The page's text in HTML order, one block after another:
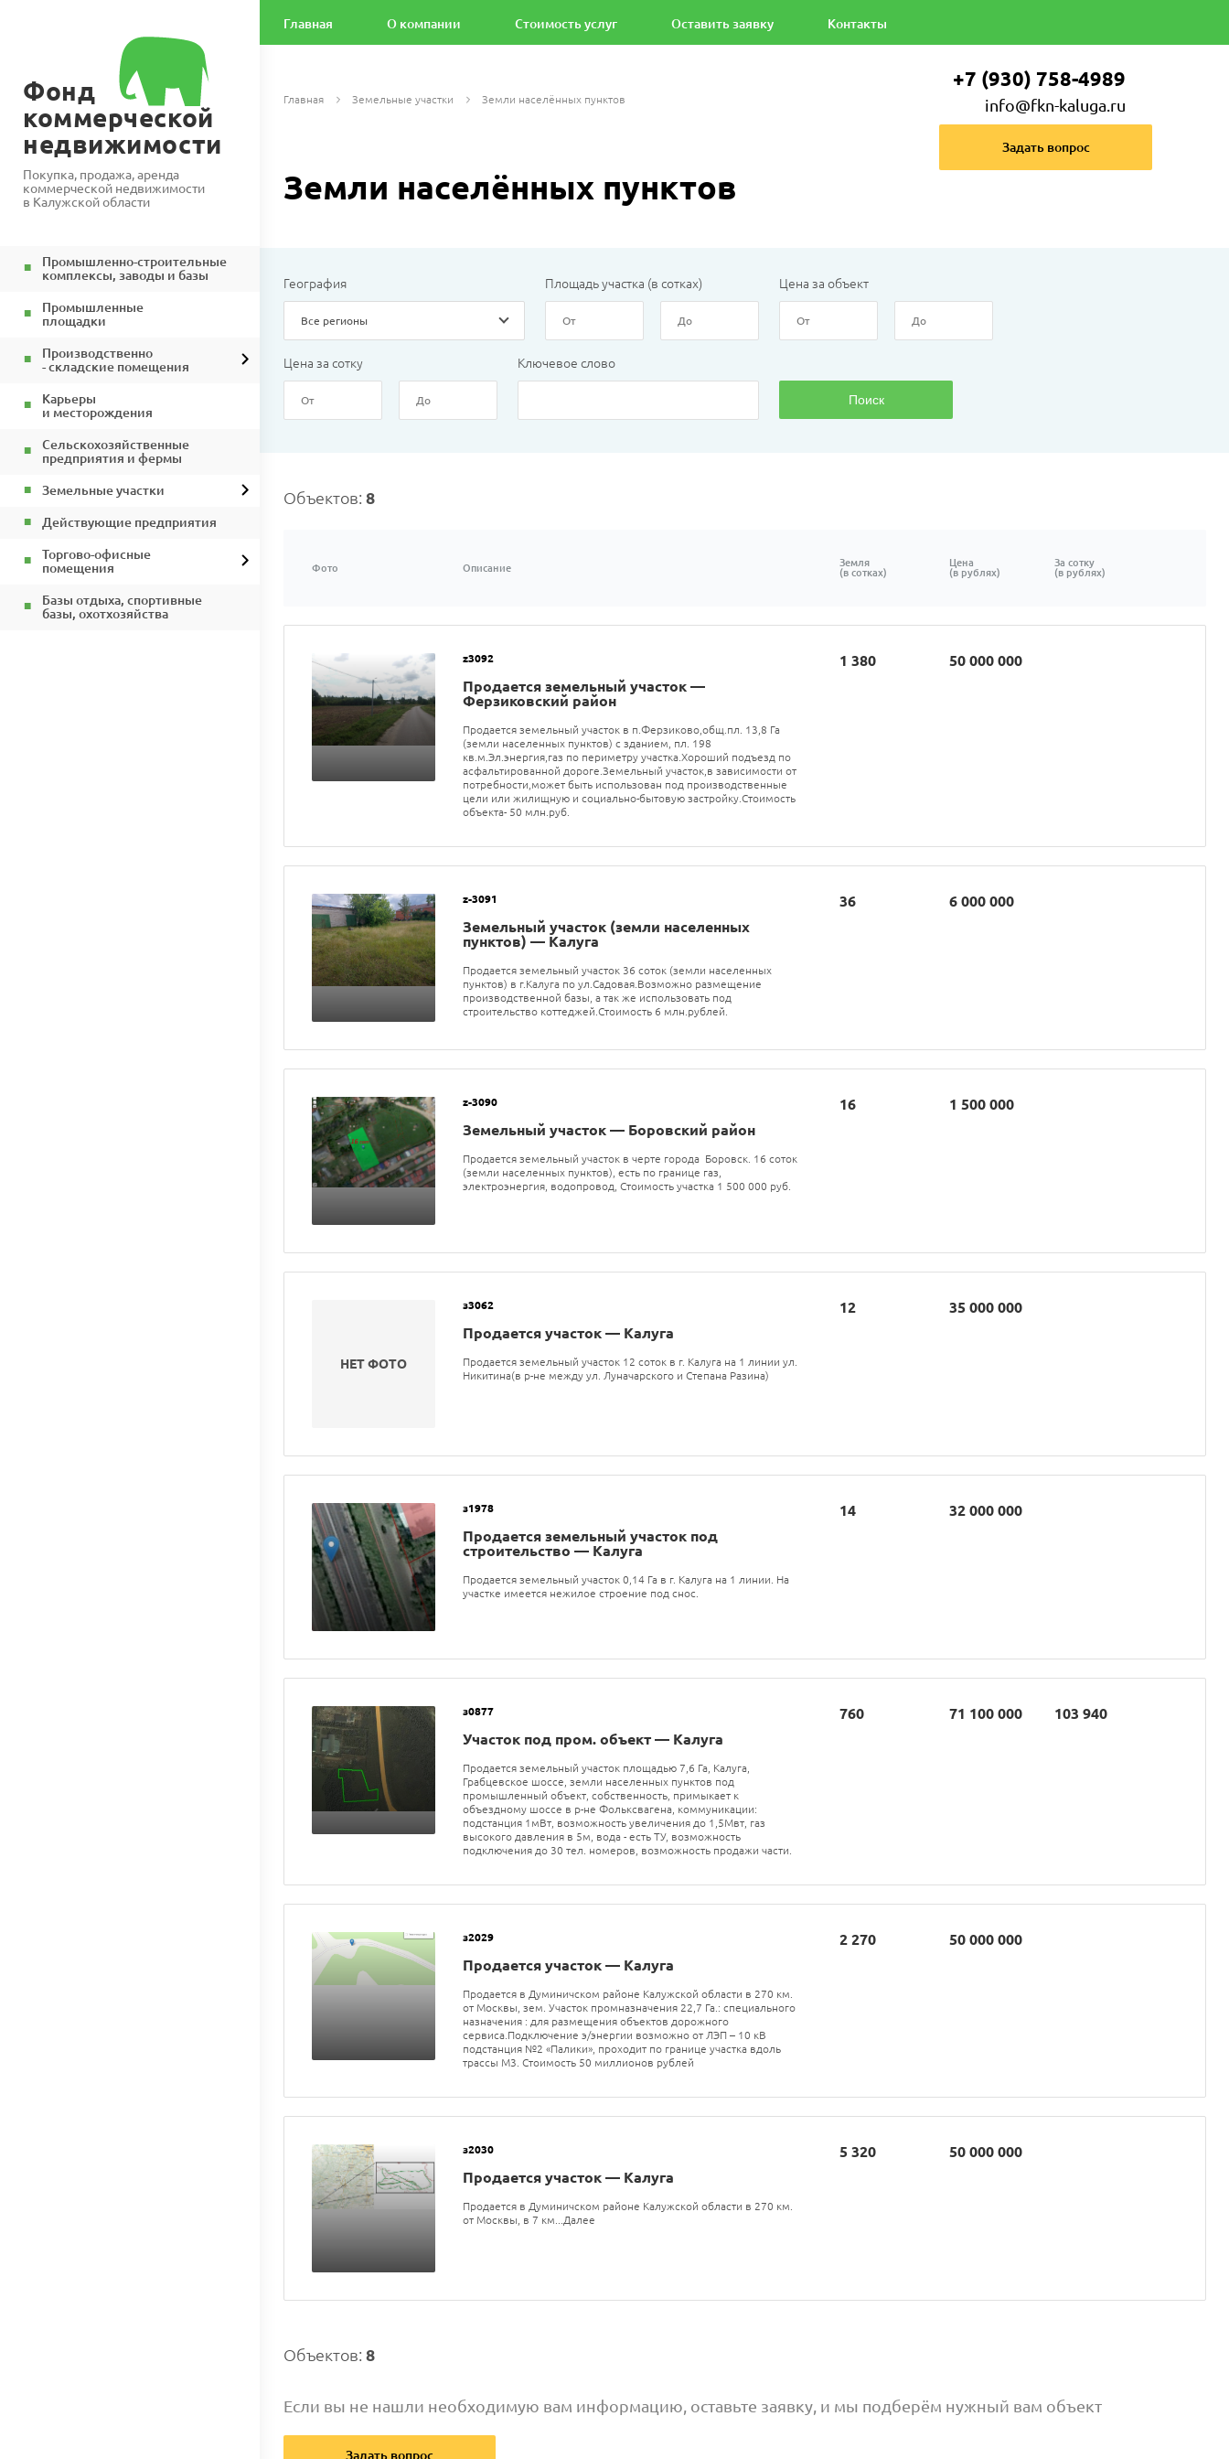
+7 (930) 758-4989
info@fkn-kaluga.ru
Задать вопрос
Фонд
коммерческой
недвижимости
Покупка, продажа, аренда
коммерческой недвижимости
в Калужской области
Главная О компании Стоимость услуг Оставить заявку Контакты
Промышленно-строительные
комплексы, заводы и базы
Промышленные
площадки
Производственно
- складские помещения
Карьеры
и месторождения
Сельскохозяйственные
предприятия и фермы
Земельные участки
Действующие предприятия
Торгово-офисные
помещения
Базы отдыха, спортивные
базы, охотхозяйства
Главная Земельные участки Земли населённых пунктов
Земли населённых пунктов
География
Все регионы
Площадь участка (в сотках) Цена за объект
Цена за сотку Ключевое слово
Поиск
Объектов: 8
Фото Описание
Земля
(в сотках)
Цена
(в рублях)
За сотку
(в рублях)
z3092
Продается земельный участок —
Ферзиковский район
Продается земельный участок в п.Ферзиково,общ.пл. 13,8 Га
(земли населенных пунктов) с зданием, пл. 198
кв.м.Эл.энергия,газ по периметру участка.Хороший подъезд по
асфальтированной дороге.Земельный участок,в зависимости от
потребности,может быть использован под производственные
цели или жилищную и социально-бытовую застройку.Стоимость
объекта- 50 млн.руб.
1 380 50 000 000
z-3091
Земельный участок (земли населенных
пунктов) — Калуга
Продается земельный участок 36 соток (земли населенных
пунктов) в г.Калуга по ул.Садовая.Возможно размещение
производственной базы, а так же использовать под
строительство коттеджей.Стоимость 6 млн.рублей.
36 6 000 000
z-3090
Земельный участок — Боровский район
Продается земельный участок в черте города Боровск. 16 соток
(земли населенных пунктов), есть по границе газ,
электроэнергия, водопровод, Стоимость участка 1 500 000 руб.
16 1 500 000
НЕТ ФОТО
з3062
Продается участок — Калуга
Продается земельный участок 12 соток в г. Калуга на 1 линии ул.
Никитина(в р-не между ул. Луначарского и Степана Разина)
12 35 000 000
з1978
Продается земельный участок под
строительство — Калуга
Продается земельный участок 0,14 Га в г. Калуга на 1 линии. На
участке имеется нежилое строение под снос.
14 32 000 000
з0877
Участок под пром. объект — Калуга
Продается земельный участок площадью 7,6 Га, Калуга,
Грабцевское шоссе, земли населенных пунктов под
промышленный объект, собственность, примыкает к
объездному шоссе в р-не Фольксвагена, коммуникации:
подстанция 1мВт, возможность увеличения до 1,5Мвт, газ
высокого давления в 5м, вода - есть ТУ, возможность
подключения до 30 тел. номеров, возможность продажи части.
760 71 100 000 103 940
з2029
Продается участок — Калуга
Продается в Думиничском районе Калужской области в 270 км.
от Москвы, зем. Участок промназначения 22,7 Га.: специального
назначения : для размещения объектов дорожного
сервиса.Подключение э/энергии возможно от ЛЭП – 10 кВ
подстанция №2 «Палики», проходит по границе участка вдоль
трассы М3. Стоимость 50 миллионов рублей
2 270 50 000 000
з2030
Продается участок — Калуга
Продается в Думиничском районе Калужской области в 270 км.
от Москвы, в 7 км...Далее
5 320 50 000 000
Объектов: 8
Если вы не нашли необходимую вам информацию, оставьте заявку, и мы подберём нужный вам объект
Задать вопрос